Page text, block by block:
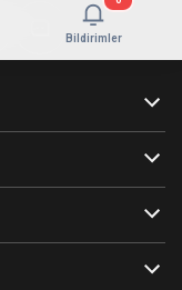
Bildirimler